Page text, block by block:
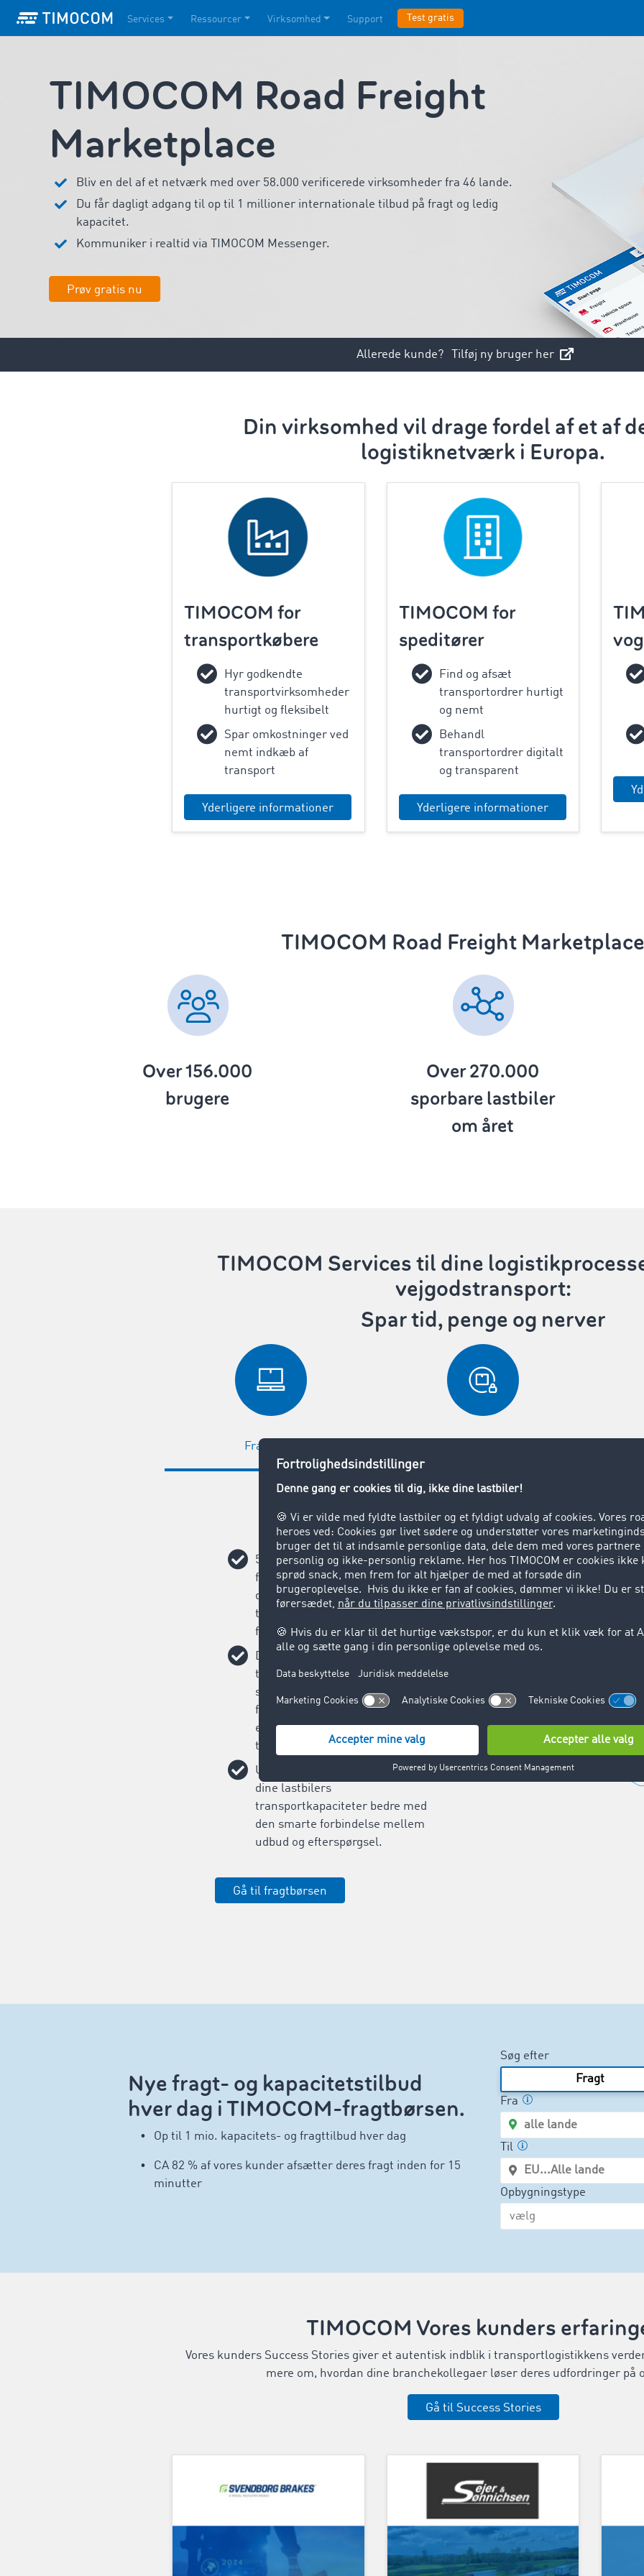
Services Ressourcer Virksomhed Support Test gratis
TIMOCOM Road Freight
Marketplace
Bliv en del af et netværk med over 58.000 verificerede virksomheder fra 46 lande.
Du får dagligt adgang til op til 1 millioner internationale tilbud på fragt og ledig
kapacitet.
Kommuniker i realtid via TIMOCOM Messenger.
Prøv gratis nu
Allerede kunde? Tilføj ny bruger her
Din virksomhed vil drage fordel af et af
logistiknetværk i Europa.
TIMOCOM for
transportkøbere
Hyr godkendte
transportvirksomheder
hurtigt og fleksibelt
Spar omkostninger ved
nemt indkæb af
transport
Yderligere informationer
TIMOCOM for
speditører
Find og afsæt
transportordrer hurtigt
og nemt
Behandl
transportordrer digitalt
og transparent
Yderligere informationer
TIMOCOM Road Freight
Over 156.000
brugere
Over 270.000
sporbare lastbiler
om året
TIMOCOM Servicestil dine
vejgodstransport:
Spar tid, penge og nerver
Fragtbørs
58.000 potentielle
forretningspartnere venter på
dig: Find hurtigt og nemt nye
transportordrer i et af Europas
førende logistiknetværk.
Det er let at afsætte dine
transportordrer: På kun 20
sekunder har du oprettet dit
fragttilbud og dermed øget din
effektivitet, når du indkøber
transport.
Undgå tomme kørsler og udnyt
dine lastbilers
transportkapaciteter bedre med
den smarte forbindelse mellem
udbud og efterspørgsel.
Gå til fragtbørsen
Nye fragt- og kapacitetstilbud
hver dag i TIMOCOM-fragtbørsen.
Op til 1 mio. kapacitets- og fragttilbud hver dag
CA 82 % af vores kunder afsætter deres fragt inden for 15
minutter
Søg efter
Fragt
Fra
Til
Opbygningstype
TIMOCOM Vores kunders
Vores kunders Success Stories giver et autentisk indblik i transportlogistikkens
mere om, hvordan dine branchekollegaer løser deres udfordringer på
Gå til Success Stories